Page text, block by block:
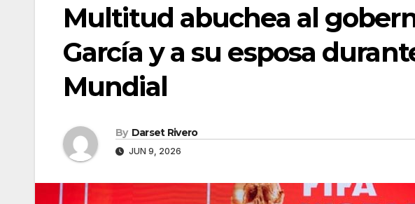
Multitud abuchea al
García y a su esposa
Mundial
By Darset Rivero
JUN 9, 2026